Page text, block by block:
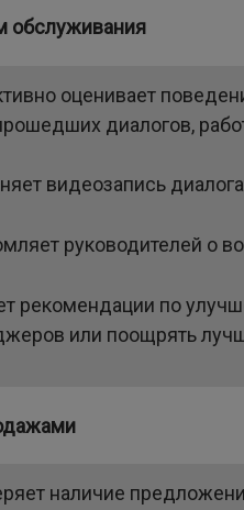
обслуживания
оценивает
диалогов,
видеозапись
руководителей о
рекомендации по
или поощрять
наличие